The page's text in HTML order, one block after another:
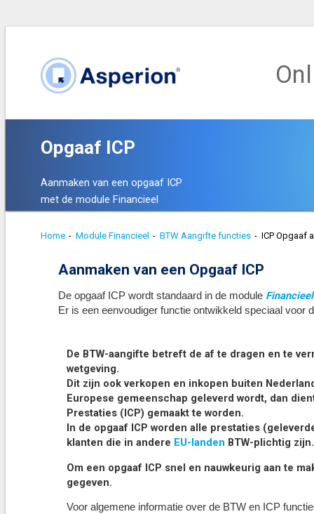
Opgaaf ICP
Aanmaken van een opgaaf ICP
met de module Financieel
Home - Module Financieel - BTW Aangifte functies - ICP Opgaaf
Aanmaken van een Opgaaf ICP
De opgaaf ICP wordt standaard in de module Financieel
Er is een eenvoudiger functie ontwikkeld speciaal voor
De BTW-aangifte betreft de af te dragen en te
wetgeving.
Dit zijn ook verkopen en inkopen buiten
Europese gemeenschap geleverd wordt, dan
Prestaties (ICP) gemaakt te worden.
In de opgaaf ICP worden alle prestaties
klanten die in andere EU-landen BTW-plichtig zijn.
Om een opgaaf ICP snel en nauwkeurig aan te
gegeven.
Voor algemene informatie over de BTW en ICP